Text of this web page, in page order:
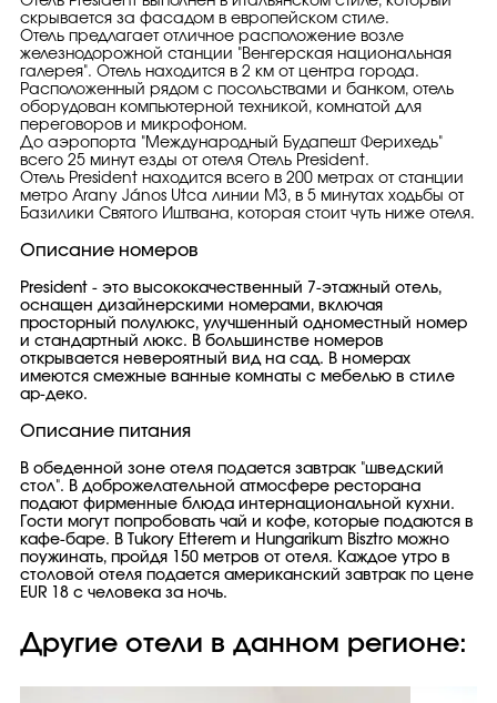
скрывается за фасадом в европейском стиле.
Отель предлагает отличное расположение возле
железнодорожной станции "Венгерская национальная
галерея". Отель находится в 2 км от центра города.
Расположенный рядом с посольствами и банком, отель
оборудован компьютерной техникой, комнатой для
переговоров и микрофоном.
До аэропорта "Международный Будапешт Ферихедь"
всего 25 минут езды от отеля Отель President.
Отель President находится всего в 200 метрах от станции
метро Arany János Utca линии M3, в 5 минутах ходьбы от
Базилики Святого Иштвана, которая стоит чуть ниже отеля.
Описание номеров
President - это высококачественный 7-этажный отель,
оснащен дизайнерскими номерами, включая
просторный полулюкс, улучшенный одноместный номер
и стандартный люкс. В большинстве номеров
открывается невероятный вид на сад. В номерах
имеются смежные ванные комнаты с мебелью в стиле
ар-деко.
Описание питания
В обеденной зоне отеля подается завтрак "шведский
стол". В доброжелательной атмосфере ресторана
подают фирменные блюда интернациональной кухни.
Гости могут попробовать чай и кофе, которые подаются в
кафе-баре. В Tukory Etterem и Hungarikum Bisztro можно
поужинать, пройдя 150 метров от отеля. Каждое утро в
столовой отеля подается американский завтрак по цене
EUR 18 с человека за ночь.
Другие отели в данном регионе: